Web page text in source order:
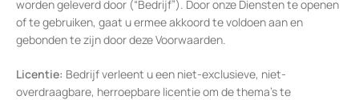
worden geleverd door (“Bedrijf”). Door onze Diensten te openen
of te gebruiken, gaat u ermee akkoord te voldoen aan en
gebonden te zijn door deze Voorwaarden.
Licentie: Bedrijf verleent u een niet-exclusieve, niet-
overdraagbare, herroepbare licentie om de thema’s te